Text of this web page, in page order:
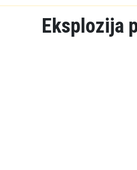
Eksplozija